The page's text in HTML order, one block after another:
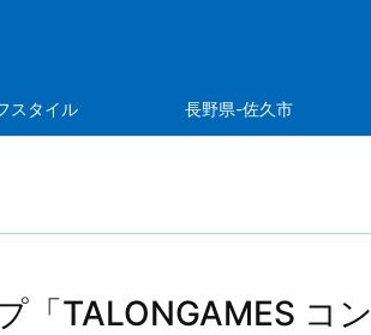
スタイル 長野県-佐久市
「TALONGAMES コン